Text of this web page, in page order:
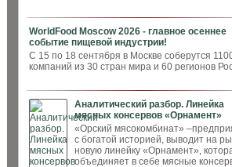
WorldFood Moscow 2026 - главное осеннее
событие пищевой индустрии!
С 15 по 18 сентября в Москве соберутся
компаний из 30 стран мира и 60 регионов
Аналитический разбор. Линейка
мясных консервов «Орнамент»
«Орский мясокомбинат»
с богатой историей, выводит на
новую линейку «Орнамент»,
объединяет в себе мясные